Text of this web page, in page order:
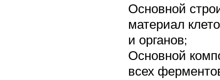
Основной
материал
и органов;
Основной
всех